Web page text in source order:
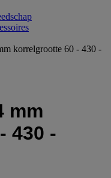
korrelgrootte 60 - 430 -
mm
430 -